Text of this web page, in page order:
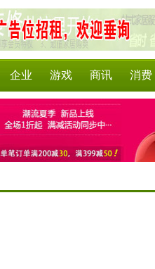
企业 游戏 商讯 消费